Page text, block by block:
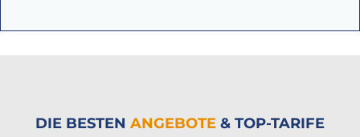
DIE BESTEN ANGEBOTE & TOP-TARIFE